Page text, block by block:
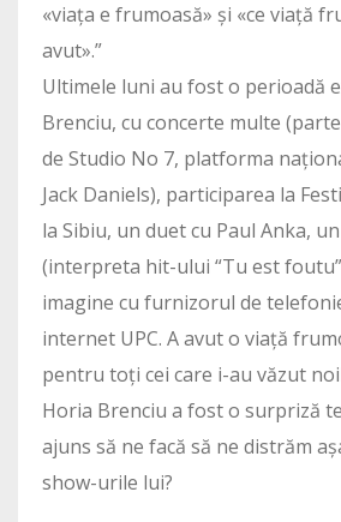
«viața e frumoasă» și «ce viață
avut».”
Ultimele luni au fost o perioadă
Brenciu, cu concerte multe
de Studio No 7, platforma
Jack Daniels), participarea la
la Sibiu, un duet cu Paul Anka,
(interpreta hit-ului “Tu est
imagine cu furnizorul de
internet UPC. A avut o viață
pentru toți cei care i-au văzut
Horia Brenciu a fost o surpriză
ajuns să ne facă să ne distrăm
show-urile lui?